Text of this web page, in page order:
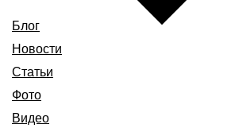
Блог
Новости
Статьи
Фото
Видео